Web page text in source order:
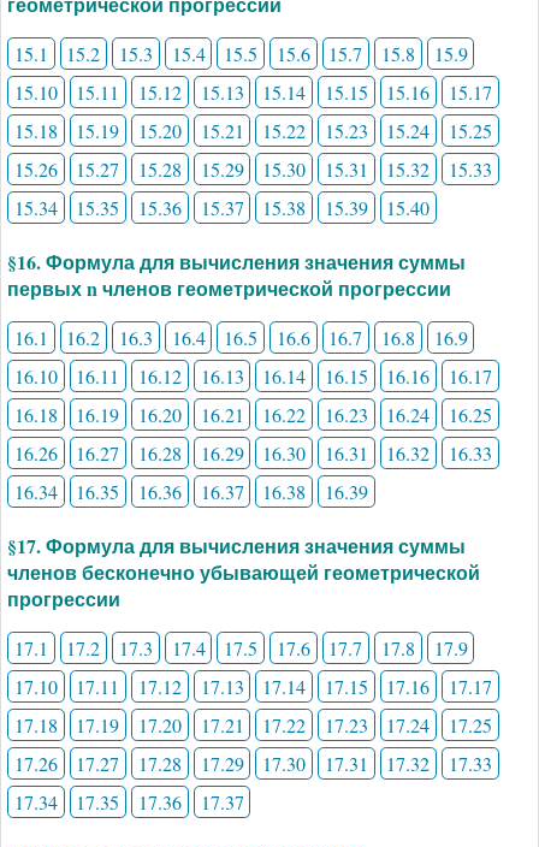
15.1 15.2 15.3 15.4 15.5 15.6 15.7 15.8
15.9
15.10
15.11 15.12 15.13 15.14 15.15 15.16
15.17
15.18
15.19 15.20 15.21 15.22 15.23 15.24
15.25
15.26
15.27 15.28 15.29 15.30 15.31 15.32
15.33
15.34
15.35 15.36 15.37 15.38 15.39 15.40
§16. Формула для вычисления значения суммы
первых n членов геометрической прогрессии
16.1 16.2 16.3 16.4 16.5 16.6 16.7 16.8
16.9
16.10
16.11 16.12 16.13 16.14 16.15 16.16
16.17
16.18
16.19 16.20 16.21 16.22 16.23 16.24
16.25
16.26
16.27 16.28 16.29 16.30 16.31 16.32
16.33
16.34
16.35 16.36 16.37 16.38 16.39
§17. Формула для вычисления значения суммы
членов бесконечно убывающей геометрической
прогрессии
17.1 17.2 17.3 17.4 17.5 17.6 17.7 17.8
17.9
17.10
17.11 17.12 17.13 17.14 17.15 17.16
17.17
17.18
17.19 17.20 17.21 17.22 17.23 17.24
17.25
17.26
17.27 17.28 17.29 17.30 17.31 17.32
17.33
17.34
17.35 17.36 17.37